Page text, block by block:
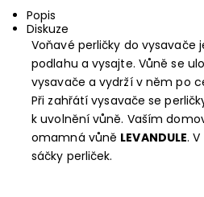
Popis
Diskuze
Voňavé perličky do vysavače
podlahu a vysajte. Vůně se
vysavače a vydrží v něm po
Při zahřátí vysavače se
k uvolnění vůně. Vaším
omamná vůně LEVANDULE.
sáčky perliček.